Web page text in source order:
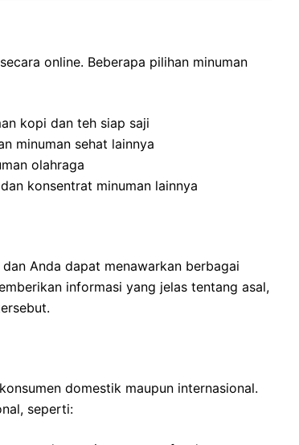
online. Beberapa pilihan minuman
kopi dan teh siap saji
minuman sehat lainnya
olahraga
konsentrat minuman lainnya
Anda dapat menawarkan berbagai
informasi yang jelas tentang asal,
domestik maupun internasional.
seperti: